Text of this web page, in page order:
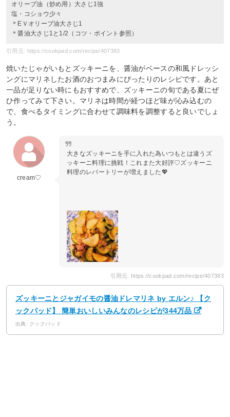
オリーブ油（炒め用）大さじ1強
塩・コショウ少々
＊EＶオリーブ油大さじ1
＊醤油大さじ1と1/2（コツ・ポイント参照）
引用元: https://cookpad.com/recipe/407383
焼いたじゃがいもとズッキーニを、醤油がベースの和風ドレッシ
ングにマリネしたお酒のおつまみにぴったりのレシピです。あと
一品が足りない時にもおすすめで、ズッキーニの旬である夏にぜ
ひ作ってみて下さい。マリネは時間が経つほど味が沁み込むの
で、食べるタイミングに合わせて調味料を調整すると良いでしょ
う。
cream♡
大きなズッキーニを手に入れた為いつもとは違うズ
ッキーニ料理に挑戦！これまた大好評♡ズッキーニ
料理のレパートリーが増えました💖
引用元: https://cookpad.com/recipe/407383
ズッキーニとジャガイモの醤油ドレマリネ by エルン♪ 【ク
ックパッド】 簡単おいしいみんなのレシピが344万品
出典: クックパッド